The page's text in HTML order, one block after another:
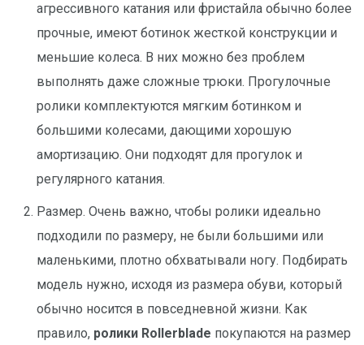
агрессивного катания или фристайла обычно более
прочные, имеют ботинок жесткой конструкции и
меньшие колеса. В них можно без проблем
выполнять даже сложные трюки. Прогулочные
ролики комплектуются мягким ботинком и
большими колесами, дающими хорошую
амортизацию. Они подходят для прогулок и
регулярного катания.
Размер. Очень важно, чтобы ролики идеально
подходили по размеру, не были большими или
маленькими, плотно обхватывали ногу. Подбирать
модель нужно, исходя из размера обуви, который
обычно носится в повседневной жизни. Как
правило, ролики Rollerblade покупаются на размер